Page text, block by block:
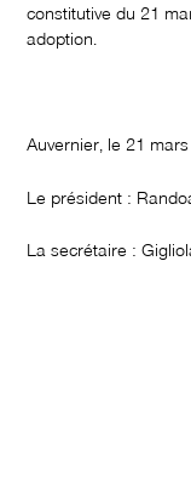
constitutive du 21
adoption.
Auvernier, le 21
Le président :
La secrétaire :